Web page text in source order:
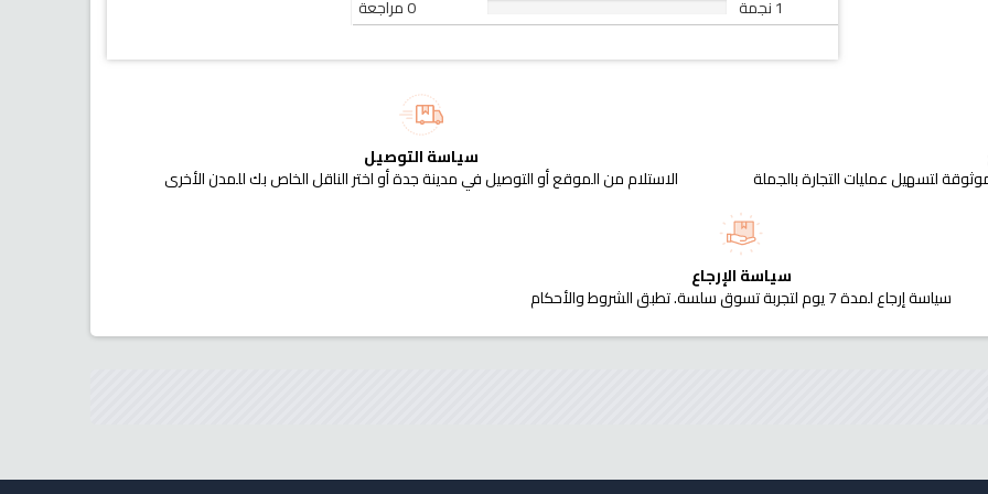
1 نجمة
0 مراجعة
لتسهيل عمليات التجارة بالجملة
سياسة التوصيل
الاستلام من الموقع أو التوصيل في مدينة جدة أو اختر الناقل الخاص بك للمدن الأخرى
سياسة الإرجاع
سياسة إرجاع لمدة 7 يوم لتجربة تسوق سلسة. تطبق الشروط والأحكام